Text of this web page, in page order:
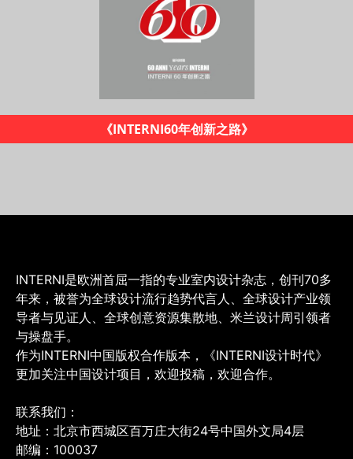
INTERNI是欧洲首屈一指的专业室内设计杂志，创刊70多
年来，被誉为全球设计流行趋势代言人、全球设计产业领
导者与见证人、全球创意资源集散地、米兰设计周引领者
与操盘手。
作为INTERNI中国版权合作版本，《INTERNI设计时代》
更加关注中国设计项目，欢迎投稿，欢迎合作。
联系我们：
地址：北京市西城区百万庄大街24号中国外文局4层
邮编：100037